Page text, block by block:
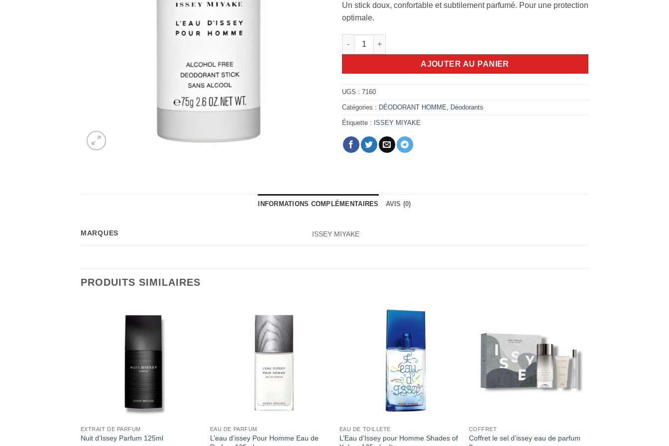
Un stick doux, confortable et subtilement parfumé. Pour une protection
optimale.
quantité de Stick l'eau d'issey pour Homme 75g
AJOUTER AU PANIER
UGS : 7160
Catégories : DÉODORANT HOMME Déodorants
Étiquette : ISSEY MIYAKE
INFORMATIONS COMPLÉMENTAIRES AVIS (0)
MARQUES ISSEY MIYAKE
PRODUITS SIMILAIRES
EXTRAIT DE PARFUM
Nuit d’Issey Parfum 125ml
EAU DE PARFUM
L’eau d’issey Pour Homme Eau de
EAU DE TOILLETE
L’Eau d’Issey pour Homme Shades of
COFFRET
Coffret le sel d’issey eau de parfum